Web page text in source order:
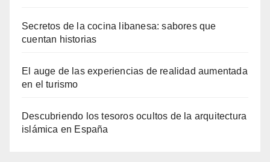
Secretos de la cocina libanesa: sabores que
cuentan historias
El auge de las experiencias de realidad aumentada
en el turismo
Descubriendo los tesoros ocultos de la arquitectura
islámica en España